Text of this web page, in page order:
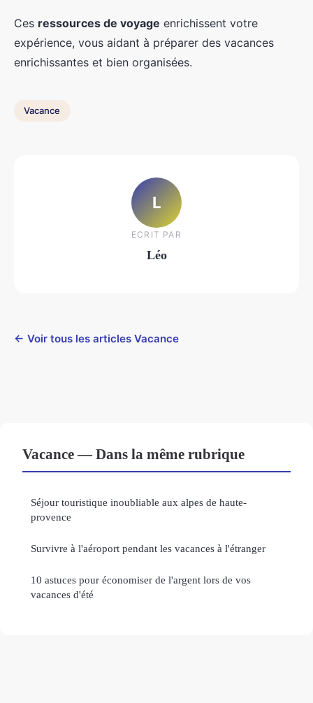
Ces ressources de voyage enrichissent votre
expérience, vous aidant à préparer des vacances
enrichissantes et bien organisées.
Vacance
L
ECRIT PAR
Léo
← Voir tous les articles Vacance
Vacance — Dans la même rubrique
Séjour touristique inoubliable aux alpes de haute-
provence
Survivre à l'aéroport pendant les vacances à l'étranger
10 astuces pour économiser de l'argent lors de vos
vacances d'été